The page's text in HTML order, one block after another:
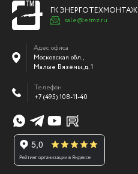
ГК ЭНЕРГОТЕХМОНТАЖ
sale@etmz.ru
Адес офиса
Московская обл.,
Малые Вязёмы,д. 1
Телефон
+7 (495) 108-11-40